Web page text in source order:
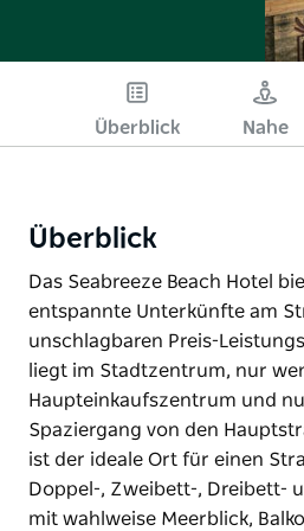
Überblick Nahe
Überblick
Das Seabreeze Beach Hotel
entspannte Unterkünfte am
unschlagbaren Preis-
liegt im Stadtzentrum, nur
Haupteinkaufszentrum und
Spaziergang von den
ist der ideale Ort für einen
Doppel-, Zweibett-, Dreibett-
mit wahlweise Meerblick,